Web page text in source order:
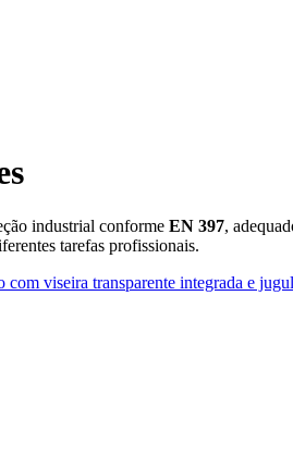
industrial conforme EN 397,
tarefas profissionais.